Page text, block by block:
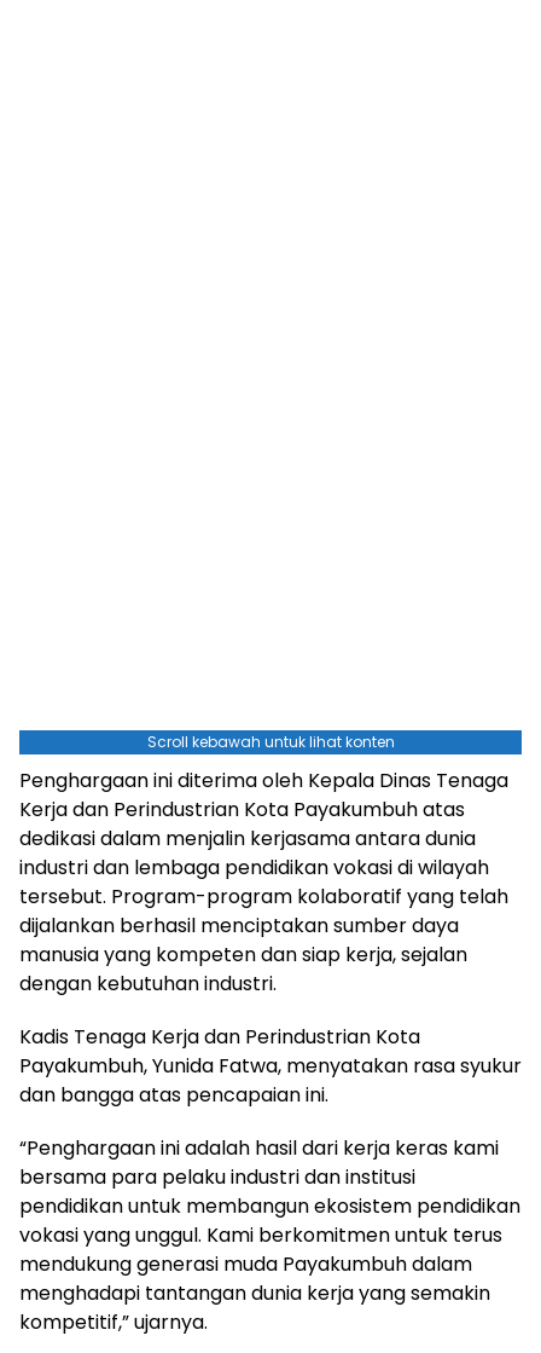
Scroll kebawah untuk lihat konten
Penghargaan ini diterima oleh Kepala Dinas Tenaga
Kerja dan Perindustrian Kota Payakumbuh atas
dedikasi dalam menjalin kerjasama antara dunia
industri dan lembaga pendidikan vokasi di wilayah
tersebut. Program-program kolaboratif yang telah
dijalankan berhasil menciptakan sumber daya
manusia yang kompeten dan siap kerja, sejalan
dengan kebutuhan industri.
Kadis Tenaga Kerja dan Perindustrian Kota
Payakumbuh, Yunida Fatwa, menyatakan rasa syukur
dan bangga atas pencapaian ini.
“Penghargaan ini adalah hasil dari kerja keras kami
bersama para pelaku industri dan institusi
pendidikan untuk membangun ekosistem pendidikan
vokasi yang unggul. Kami berkomitmen untuk terus
mendukung generasi muda Payakumbuh dalam
menghadapi tantangan dunia kerja yang semakin
kompetitif,” ujarnya.